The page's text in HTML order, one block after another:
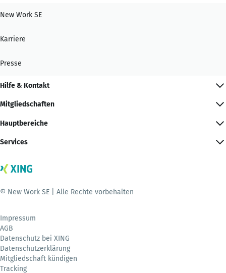
New Work SE
Karriere
Presse
Hilfe & Kontakt
Mitgliedschaften
Hauptbereiche
Services
© New Work SE | Alle Rechte vorbehalten
Impressum
AGB
Datenschutz bei XING
Datenschutzerklärung
Mitgliedschaft kündigen
Tracking